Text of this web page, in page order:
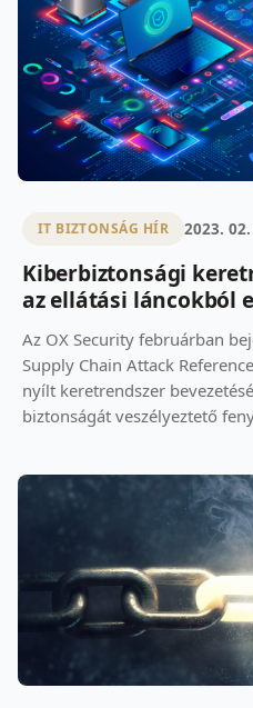
IT BIZTONSÁG HÍR 2023.
Kiberbiztonsági
az ellátási láncokból
Az OX Security februárban
Supply Chain Attack
nyílt keretrendszer
biztonságát veszélyeztető